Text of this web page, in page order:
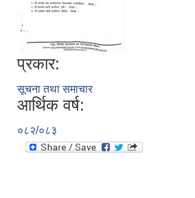
प्रकार:
सूचना तथा समाचार
आर्थिक वर्ष:
०८२/०८३